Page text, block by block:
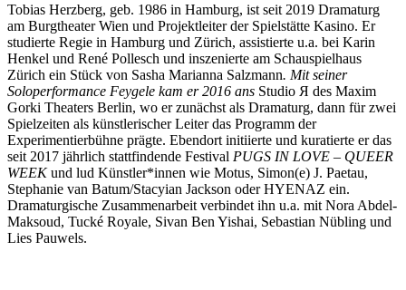
Tobias Herzberg, geb. 1986 in Hamburg, ist seit 2019 Dramaturg
am Burgtheater Wien und Projektleiter der Spielstätte Kasino. Er
studierte Regie in Hamburg und Zürich, assistierte u.a. bei Karin
Henkel und René Pollesch und inszenierte am Schauspielhaus
Zürich ein Stück von Sasha Marianna Salzmann. Mit seiner
Soloperformance Feygele kam er 2016 ans Studio Я des Maxim
Gorki Theaters Berlin, wo er zunächst als Dramaturg, dann für zwei
Spielzeiten als künstlerischer Leiter das Programm der
Experimentierbühne prägte. Ebendort initiierte und kuratierte er das
seit 2017 jährlich stattfindende Festival PUGS IN LOVE – QUEER
WEEKund lud Künstler*innen wie Motus, Simon(e) J. Paetau,
Stephanie van Batum/Stacyian Jackson oder HYENAZ ein.
Dramaturgische Zusammenarbeit verbindet ihn u.a. mit Nora Abdel-
Maksoud, Tucké Royale, Sivan Ben Yishai, Sebastian Nübling und
Lies Pauwels.